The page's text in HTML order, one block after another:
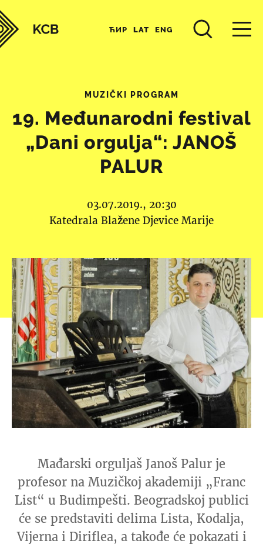
ЋИР LAT ENG
MUZIČKI PROGRAM
19. Međunarodni festival
„Dani orgulja“: JANOŠ
PALUR
03.07.2019., 20:30
Katedrala Blažene Djevice Marije
Mađarski orguljaš Janoš Palur je
profesor na Muzičkoj akademiji „Franc
List“ u Budimpešti. Beogradskoj publici
će se predstaviti delima Lista, Kodalja,
Vijerna i Diriflea, a takođe će pokazati i